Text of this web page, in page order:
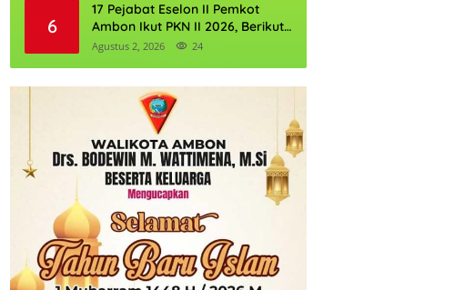
Depannya
6
17 Pejabat Eselon II Pemkot
Ambon Ikut PKN II 2026, Berikut
Daftarnya
Agustus 2, 2026 24